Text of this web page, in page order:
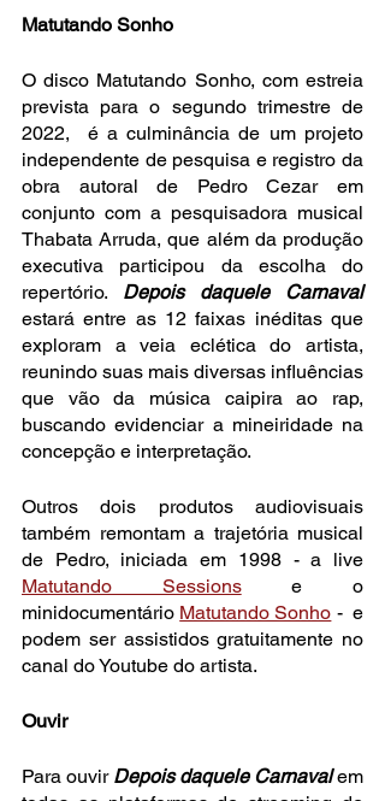
Matutando Sonho
O disco Matutando Sonho, com estreia
prevista para o segundo trimestre de
2022,  é a culminância de um projeto
independente de pesquisa e registro da
obra autoral de Pedro Cezar em
conjunto com a pesquisadora musical
Thabata Arruda, que além da produção
executiva participou da escolha do
repertório. Depois daquele Carnaval
estará entre as 12 faixas inéditas que
exploram a veia eclética do artista,
reunindo suas mais diversas influências
que vão da música caipira ao rap,
buscando evidenciar a mineiridade na
concepção e interpretação.
Outros dois produtos audiovisuais
também remontam a trajetória musical
Matutando Sessions e o
minidocumentário Matutando Sonho -  e
podem ser assistidos gratuitamente no
canal do Youtube do artista.
Ouvir
Para ouvir Depois daquele Carnaval em